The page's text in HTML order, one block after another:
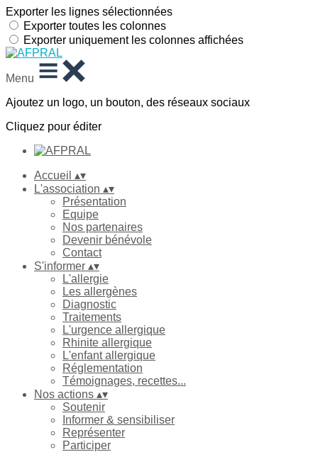
Exporter les lignes sélectionnées
Exporter toutes les colonnes
Exporter uniquement les colonnes affichées
Menu
Ajoutez un logo, un bouton, des réseaux sociaux
Cliquez pour éditer
Accueil ▴▾
L'association ▴▾
Présentation
Equipe
Nos partenaires
Devenir bénévole
Contact
S'informer ▴▾
L'allergie
Les allergènes
Diagnostic
Traitements
L'urgence allergique
Rhinite allergique
L'enfant allergique
Réglementation
Témoignages, recettes...
Nos actions ▴▾
Soutenir
Informer & sensibiliser
Représenter
Participer